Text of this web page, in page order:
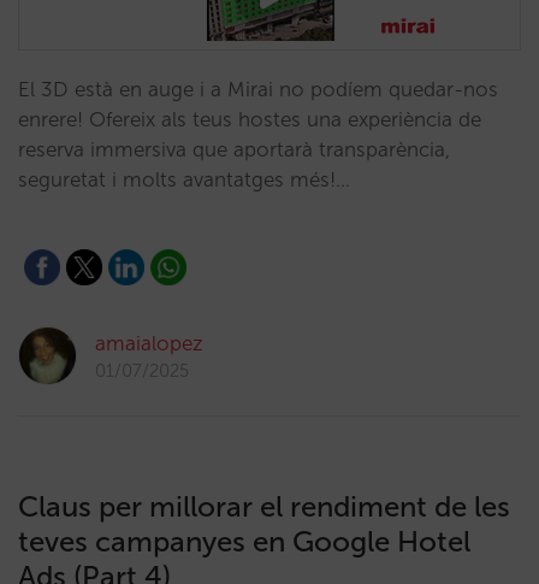
El 3D està en auge i a Mirai no podíem quedar-nos
enrere! Ofereix als teus hostes una experiència de
reserva immersiva que aportarà transparència,
seguretat i molts avantatges més!…
amaialopez
01/07/2025
Claus per millorar el rendiment de les
teves campanyes en Google Hotel
Ads (Part 4)